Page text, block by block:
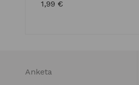
1,99 €
Anketa